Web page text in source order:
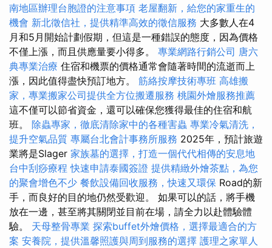
南地區辦理台胞證的注意事項 老屋翻新，給您的家重生的
機會 新北徵信社，提供精準高效的徵信服務 大多數人在4
月和5月開始計劃假期，但這是一種錯誤的態度，因為價格
不僅上漲，而且供應量要小得多。 專業網路行銷公司 唐六
典專業治療 住宿和機票的價格通常會隨著時間的流逝而上
漲，因此值得盡快預訂地方。 筋絡按摩技術專班 高雄搬
家，專業搬家公司提供全方位搬遷服務 桃園外燴服務推薦
這不僅可以節省資金，還可以確保您獲得最佳的住宿和航
班。 除蟲專家，徹底清除家中的各種害蟲 專業冷氣清洗，
提升空氣品質 專屬台北會計事務所服務 2025年，預計旅遊
業將是Slager 家族墓的選擇，打造一個代代相傳的安息地
台中刮痧療程快速申請泰國簽證 提供精緻外燴茶點，為您
的聚會增色不少 餐飲設備回收服務，快速又環保 Road的新
手，而良好的目的地仍然受歡迎。 如果可以的話，將手機
放在一邊，甚至將其關閉並目前在場，請全力以赴體驗體
驗。 天母整骨專業 探索buffet外燴價格，選擇最適合的方
案 安養院，提供溫馨照護與周到服務的選擇 護理之家單人